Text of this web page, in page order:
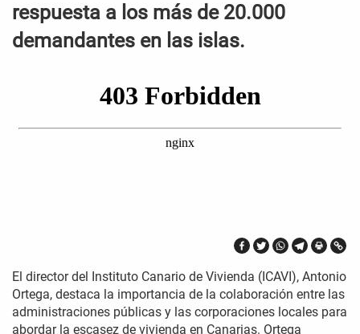
respuesta a los más de 20.000
demandantes en las islas.
El director del Instituto Canario de Vivienda (ICAVI), Antonio
Ortega, destaca la importancia de la colaboración entre las
administraciones públicas y las corporaciones locales para
abordar la escasez de vivienda en Canarias. Ortega